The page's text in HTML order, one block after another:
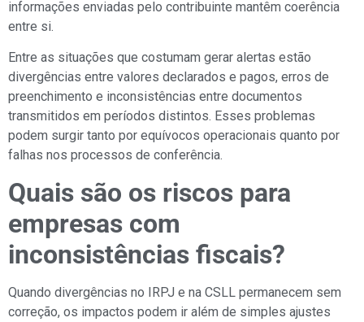
informações enviadas pelo contribuinte mantêm coerência
entre si.
Entre as situações que costumam gerar alertas estão
divergências entre valores declarados e pagos, erros de
preenchimento e inconsistências entre documentos
transmitidos em períodos distintos. Esses problemas
podem surgir tanto por equívocos operacionais quanto por
falhas nos processos de conferência.
Quais são os riscos para
empresas com
inconsistências fiscais?
Quando divergências no IRPJ e na CSLL permanecem sem
correção, os impactos podem ir além de simples ajustes